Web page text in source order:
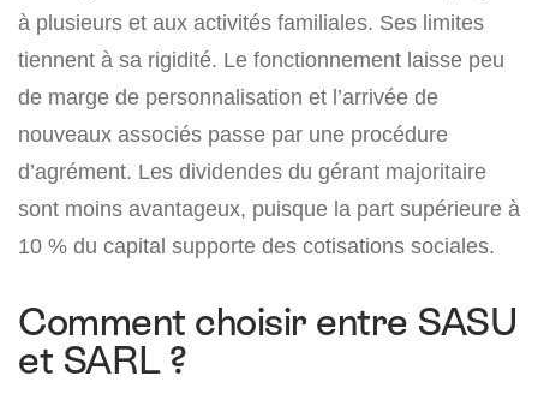
à plusieurs et aux activités familiales. Ses limites
tiennent à sa rigidité. Le fonctionnement laisse peu
de marge de personnalisation et l’arrivée de
nouveaux associés passe par une procédure
d’agrément. Les dividendes du gérant majoritaire
sont moins avantageux, puisque la part supérieure à
10 % du capital supporte des cotisations sociales.
Comment choisir entre SASU
et SARL ?